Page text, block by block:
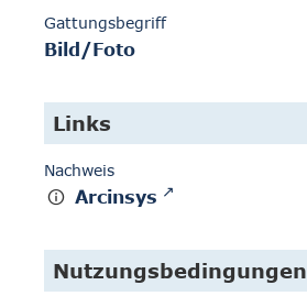
Gattungsbegriff
Bild/Foto
Links
Nachweis
Arcinsys
Nutzungsbedingungen